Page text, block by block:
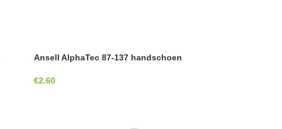
Ansell AlphaTec 87-137 handschoen
€2.60